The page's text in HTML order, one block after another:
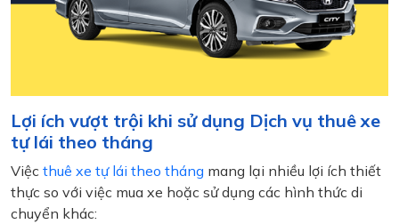
Lợi ích vượt trội khi sử dụng Dịch vụ thuê xe
tự lái theo tháng
Việc thuê xe tự lái theo tháng mang lại nhiều lợi ích thiết
thực so với việc mua xe hoặc sử dụng các hình thức di
chuyển khác: